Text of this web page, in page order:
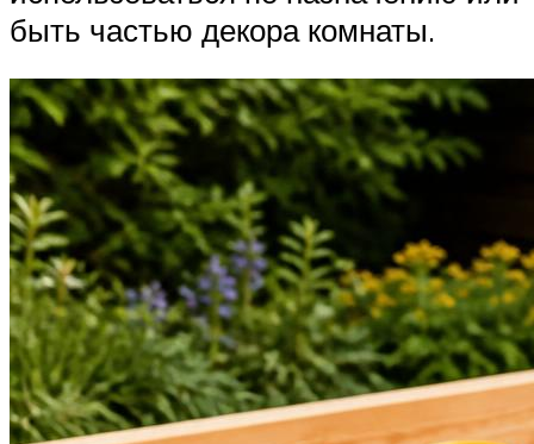
быть частью декора комнаты.